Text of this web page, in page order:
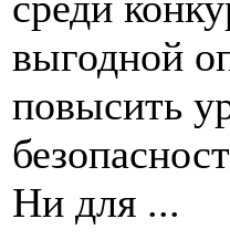
выгодной
повысить
Ни для ...